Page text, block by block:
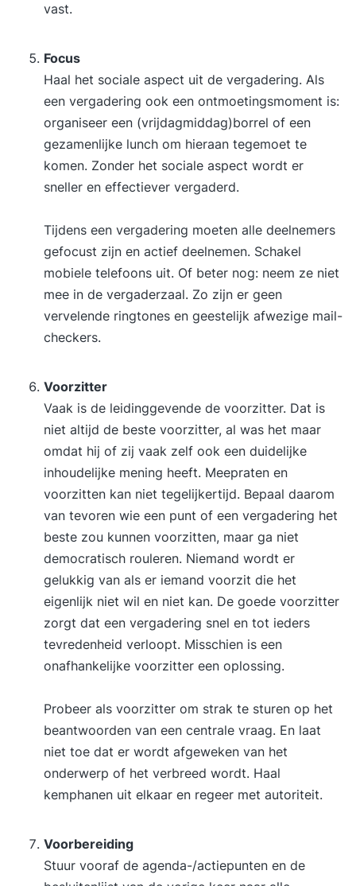
vast.
Focus
Haal het sociale aspect uit de vergadering. Als
een vergadering ook een ontmoetingsmoment is:
organiseer een (vrijdagmiddag)borrel of een
gezamenlijke lunch om hieraan tegemoet te
komen. Zonder het sociale aspect wordt er
sneller en effectiever vergaderd.
Tijdens een vergadering moeten alle deelnemers
gefocust zijn en actief deelnemen. Schakel
mobiele telefoons uit. Of beter nog: neem ze niet
mee in de vergaderzaal. Zo zijn er geen
vervelende ringtones en geestelijk afwezige mail-
checkers.
Voorzitter
Vaak is de leidinggevende de voorzitter. Dat is
niet altijd de beste voorzitter, al was het maar
omdat hij of zij vaak zelf ook een duidelijke
inhoudelijke mening heeft. Meepraten en
voorzitten kan niet tegelijkertijd. Bepaal daarom
van tevoren wie een punt of een vergadering het
beste zou kunnen voorzitten, maar ga niet
democratisch rouleren. Niemand wordt er
gelukkig van als er iemand voorzit die het
eigenlijk niet wil en niet kan. De goede voorzitter
zorgt dat een vergadering snel en tot ieders
tevredenheid verloopt. Misschien is een
onafhankelijke voorzitter een oplossing.
Probeer als voorzitter om strak te sturen op het
beantwoorden van een centrale vraag. En laat
niet toe dat er wordt afgeweken van het
onderwerp of het verbreed wordt. Haal
kemphanen uit elkaar en regeer met autoriteit.
Voorbereiding
Stuur vooraf de agenda-/actiepunten en de